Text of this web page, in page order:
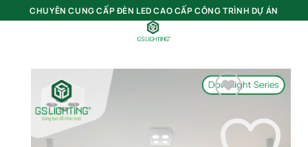
qua
CHUYÊN CUNG CẤP ĐÈN LED CAO CẤP CÔNG TRÌNH DỰ ÁN